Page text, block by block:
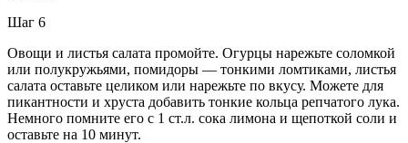
Шаг 6
Овощи и листья салата промойте. Огурцы нарежьте соломкой
или полукружьями, помидоры — тонкими ломтиками, листья
салата оставьте целиком или нарежьте по вкусу. Можете для
пикантности и хруста добавить тонкие кольца репчатого лука.
Немного помните его с 1 ст.л. сока лимона и щепоткой соли и
оставьте на 10 минут.